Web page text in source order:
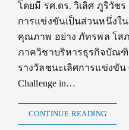
โดยมี รศ.ดร. วิเลิศ ภูริวัช
การแข่งขันเป็นส่วนหนึ่งใ
คุณภาพ อย่าง ภัทรพล โ
ภาควิชาบริหารธุรกิจบัณฑิ
รางวัลชนะเลิศการแข่งขัน
Challenge in…
CONTINUE READING